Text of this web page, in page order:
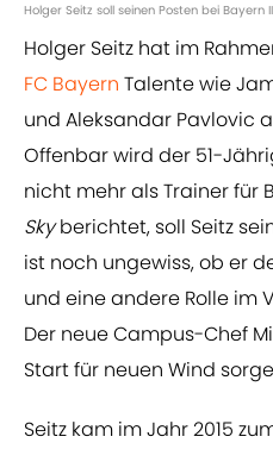
Holger Seitz soll seinen Posten bei
Holger Seitz hat im
FC Bayern Talente wie
und Aleksandar Pavlovic
Offenbar wird der 51-
nicht mehr als Trainer für
Skyberichtet, soll Seitz
ist noch ungewiss, ob er
und eine andere Rolle im
Der neue Campus-Chef
Start für neuen Wind
Seitz kam im Jahr 2015